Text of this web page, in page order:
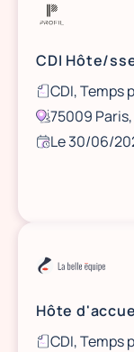
CDI Hôte/
CDI, Temps
75009
Le 30/06/
Hôte
CDI, Temps